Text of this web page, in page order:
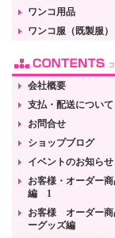
ワンコ用品
ワンコ服（既製服）
会社概要
支払・配送について
お問合せ
ショップブログ
イベントのお知らせ
お客様・オーダー
編 1
お客様 オーダー
ーグッズ編